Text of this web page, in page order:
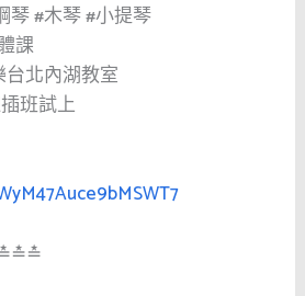
琴#木琴#小提琴
課
北內湖教室
班試上